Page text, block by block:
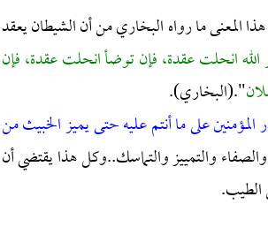
ما رواه البخاري من أن الشيطان يعقد
انحلت عقدة، فإن توضأ انحلت عقدة، فإن
".(البخاري).
المؤمنين على ما أنتم عليه حتى يميز الخبيث من
والصفاء والتمييز والتماسك..وكل هذا يقتضي أن
الطيب.